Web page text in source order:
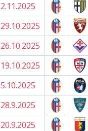
2.11.2025
29.10.2025
26.10.2025
19.10.2025
5.10.2025
28.9.2025
20.9.2025